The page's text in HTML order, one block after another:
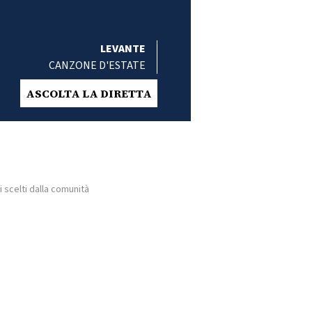
LEVANTE
CANZONE D'ESTATE
ASCOLTA LA DIRETTA
dalla comunità